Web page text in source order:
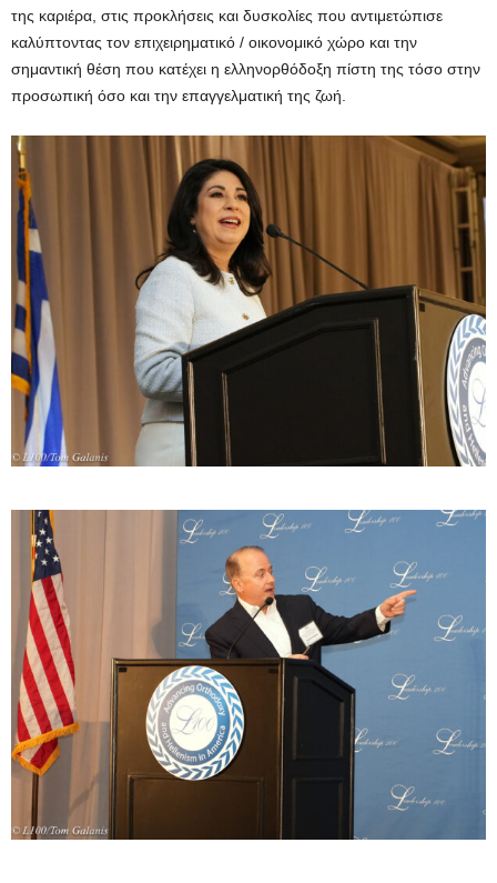
της καριέρα, στις προκλήσεις και δυσκολίες που αντιμετώπισε
καλύπτοντας τον επιχειρηματικό / οικονομικό χώρο και την
σημαντική θέση που κατέχει η ελληνορθόδοξη πίστη της τόσο στην
προσωπική όσο και την επαγγελματική της ζωή.